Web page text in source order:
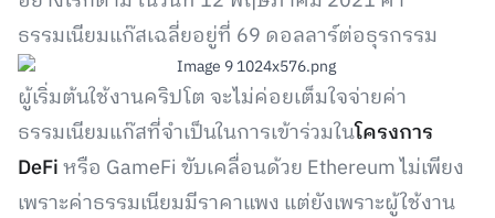
ธรรมเนียมแก๊สเฉลี่ยอยู่ที่ 69 ดอลลาร์ต่อธุรกรรม
ผู้เริ่มต้นใช้งานคริปโต จะไม่ค่อยเต็มใจจ่ายค่า
ธรรมเนียมแก๊สที่จำเป็นในการเข้าร่วมในโครงการ
DeFiหรือ GameFi ขับเคลื่อนด้วย Ethereum ไม่เพียง
เพราะค่าธรรมเนียมมีราคาแพง แต่ยังเพราะผู้ใช้งาน